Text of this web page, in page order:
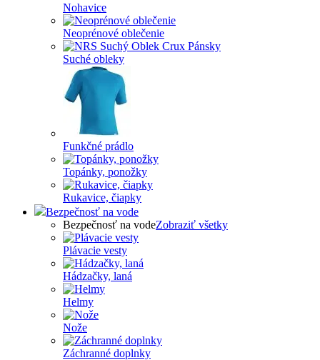
Nohavice
Neoprénové oblečenie
Suché obleky
Funkčné prádlo
Topánky, ponožky
Rukavice, čiapky
Bezpečnosť na vode
Bezpečnosť na vodeZobraziť všetky
Plávacie vesty
Hádzačky, laná
Helmy
Nože
Záchranné doplnky